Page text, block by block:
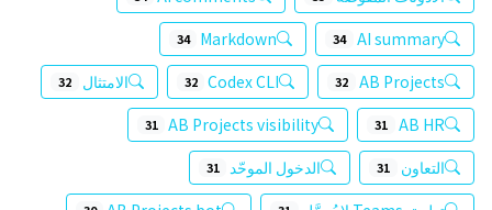
AI summary
34
Markdown
34
AB Projects
32
Codex CLI
32 الامتثال 32
AB HR
31
AB Projects visibility
31
التعاون 31 الدخول الموحّد 31